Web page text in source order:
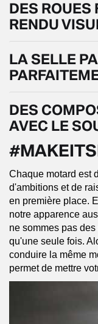
DES ROUES
RENDU
LA SELLE
DES
AVEC LE
Chaque motard est
d'ambitions et de
en première place.
notre apparence
ne sommes pas
qu'une seule fois.
conduire la même
permet de mettre